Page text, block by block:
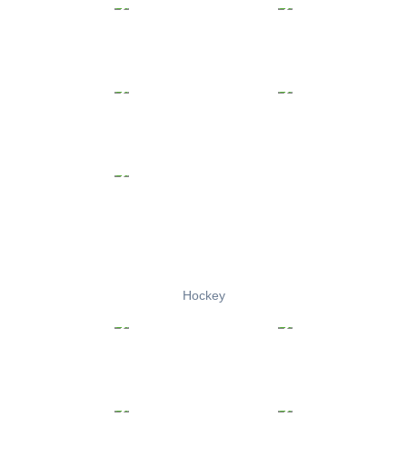
Hockey